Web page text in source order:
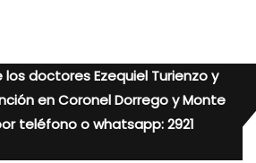
doctores Ezequiel Turienzo y
en Coronel Dorrego y Monte
teléfono o whatsapp: 2921